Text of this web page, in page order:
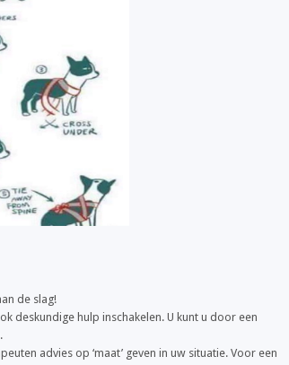
de slag!
deskundige hulp inschakelen. U kunt u door een
advies op ‘maat’ geven in uw situatie. Voor een